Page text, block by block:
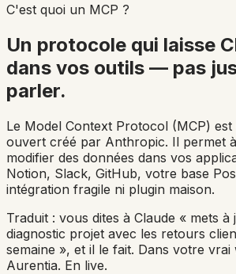
C'est quoi un MCP ?
Un protocole qui laisse
dans vos outils — pas
parler.
Le Model Context Protocol (MCP)
ouvert créé par Anthropic. Il permet
modifier des données dans vos
Notion, Slack, GitHub, votre base
intégration fragile ni plugin maison.
Traduit : vous dites à Claude « mets
diagnostic projet avec les retours
semaine », et il le fait. Dans votre vrai
Aurentia. En live.